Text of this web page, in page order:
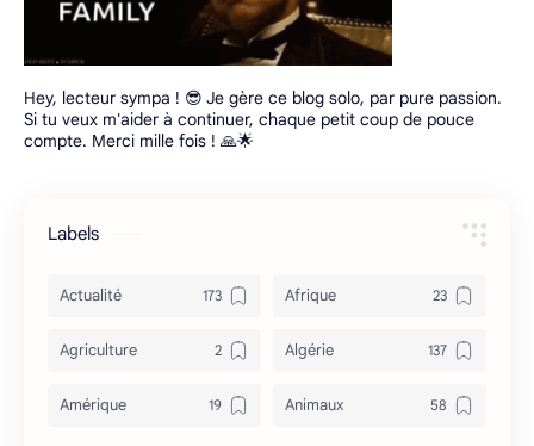
Hey, lecteur sympa ! 😎 Je gère ce blog solo, par pure passion.
Si tu veux m'aider à continuer, chaque petit coup de pouce
compte. Merci mille fois ! 🙏🌟
Labels
Actualité Afrique
Agriculture Algérie
Amérique Animaux